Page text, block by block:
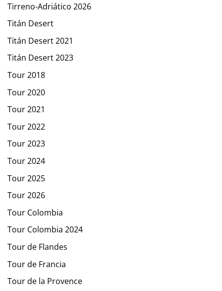
Tirreno-Adriático 2026
Titán Desert
Titán Desert 2021
Titán Desert 2023
Tour 2018
Tour 2020
Tour 2021
Tour 2022
Tour 2023
Tour 2024
Tour 2025
Tour 2026
Tour Colombia
Tour Colombia 2024
Tour de Flandes
Tour de Francia
Tour de la Provence